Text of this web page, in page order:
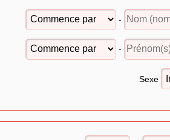
-
-
Sexe